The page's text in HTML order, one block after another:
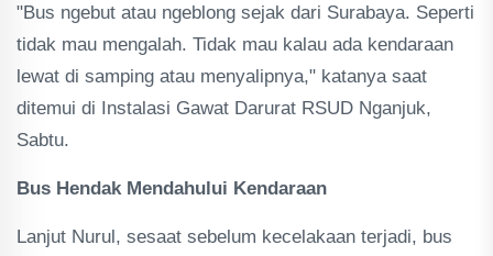
"Bus ngebut atau ngeblong sejak dari Surabaya. Seperti
tidak mau mengalah. Tidak mau kalau ada kendaraan
lewat di samping atau menyalipnya," katanya saat
ditemui di Instalasi Gawat Darurat RSUD Nganjuk,
Sabtu.
Bus Hendak Mendahului Kendaraan
Lanjut Nurul, sesaat sebelum kecelakaan terjadi, bus